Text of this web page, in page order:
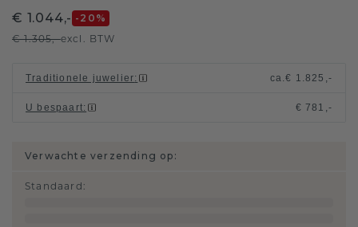
€ 1.044,- -20 %
€ 1.305,-excl. BTW
Traditionele juwelier: ca.€ 1.825,-
U bespaart: € 781,-
Verwachte verzending op:
Standaard :